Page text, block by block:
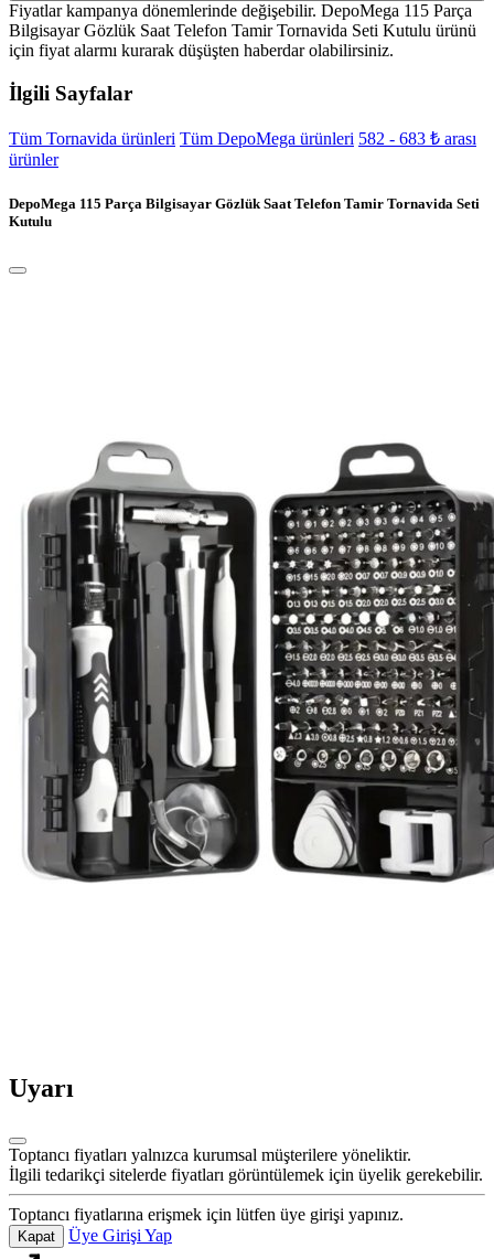
Fiyatlar kampanya dönemlerinde değişebilir. DepoMega 115 Parça
Bilgisayar Gözlük Saat Telefon Tamir Tornavida Seti Kutulu ürünü
için fiyat alarmı kurarak düşüşten haberdar olabilirsiniz.
İlgili Sayfalar
Tüm Tornavida ürünleri Tüm DepoMega ürünleri 582 - 683 ₺ arası
ürünler
DepoMega 115 Parça Bilgisayar Gözlük Saat Telefon Tamir Tornavida Seti
Kutulu
Uyarı
Toptancı fiyatları yalnızca kurumsal müşterilere yöneliktir.
İlgili tedarikçi sitelerde fiyatları görüntülemek için üyelik gerekebilir.
Toptancı fiyatlarına erişmek için lütfen üye girişi yapınız.
Kapat Üye Girişi Yap